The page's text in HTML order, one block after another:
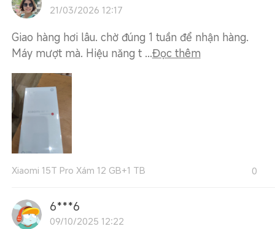
21/03/2026 12:17
Giao hàng hơi lâu. chờ đúng 1 tuần để nhận hàng.
Máy mượt mà. Hiệu năng t ...Đọc thêm
Xiaomi 15T Pro Xám 12 GB+1 TB 0
6***6
09/10/2025 12:22